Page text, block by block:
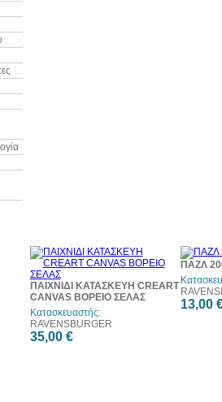
ΠΑΙΧΝΙΔΙ ΚΑΤΑΣΚΕΥΗ CREART
CANVAS ΒΟΡΕΙΟ ΣΕΛΑΣ
Κατασκευαστής:
RAVENSBURGER
35,00 €
ΠΑΖΛ
13,00